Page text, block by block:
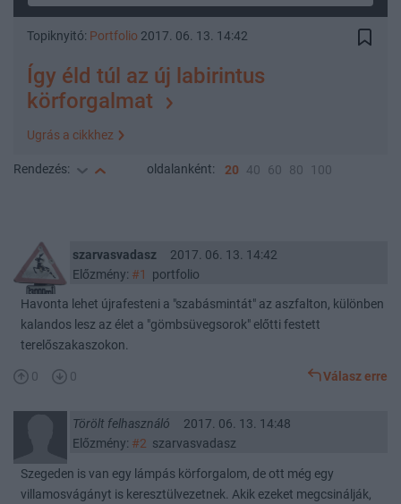
Topiknyitó: Portfolio 2017. 06. 13. 14:42
Így éld túl az új labirintus
körforgalmat
Ugrás a cikkhez
Rendezés: oldalanként: 20 40 60 80 100
szarvasvadasz
2017. 06. 13. 14:42
Előzmény: #1 portfolio
Havonta lehet újrafesteni a "szabásmintát" az aszfalton, különben
kalandos lesz az élet a "gömbsüvegsorok" előtti festett
terelőszakaszokon.
0 0 Válasz erre
Törölt felhasználó
2017. 06. 13. 14:48
Előzmény: #2 szarvasvadasz
Szegeden is van egy lámpás körforgalom, de ott még egy
villamosvágányt is keresztülvezetnek. Akik ezeket megcsinálják,